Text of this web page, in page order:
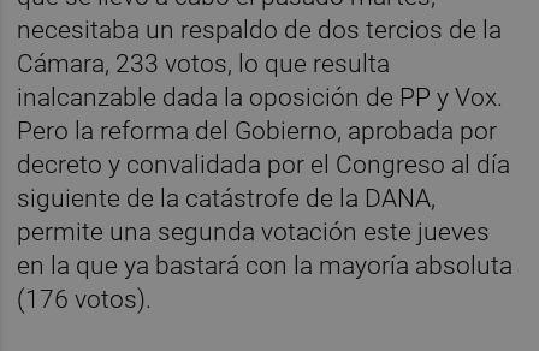
necesitaba un respaldo de dos tercios de la
Cámara, 233 votos, lo que resulta
inalcanzable dada la oposición de PP y Vox.
Pero la reforma del Gobierno, aprobada por
decreto y convalidada por el Congreso al día
siguiente de la catástrofe de la DANA,
permite una segunda votación este jueves
en la que ya bastará con la mayoría absoluta
(176 votos).